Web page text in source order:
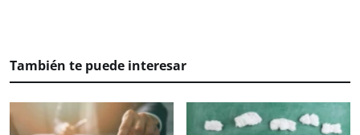
También te puede interesar